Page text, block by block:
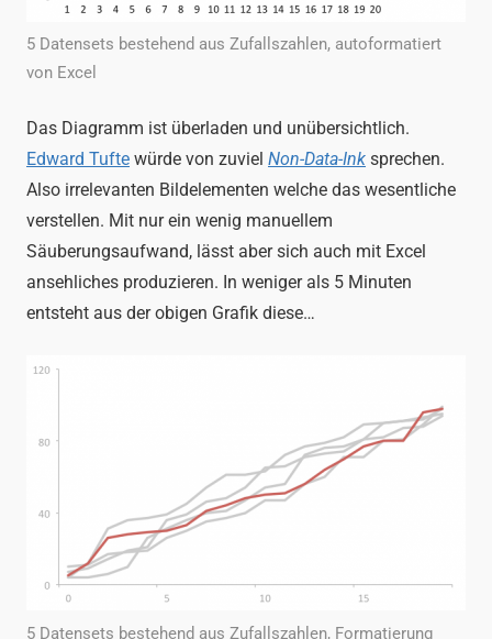
5 Datensets bestehend aus Zufallszahlen, autoformatiert
von Excel
Das Diagramm ist überladen und unübersichtlich.
Edward Tufte würde von zuviel Non-Data-Ink sprechen.
Also irrelevanten Bildelementen welche das wesentliche
verstellen. Mit nur ein wenig manuellem
Säuberungsaufwand, lässt aber sich auch mit Excel
ansehliches produzieren. In weniger als 5 Minuten
entsteht aus der obigen Grafik diese…
5 Datensets bestehend aus Zufallszahlen, Formatierung